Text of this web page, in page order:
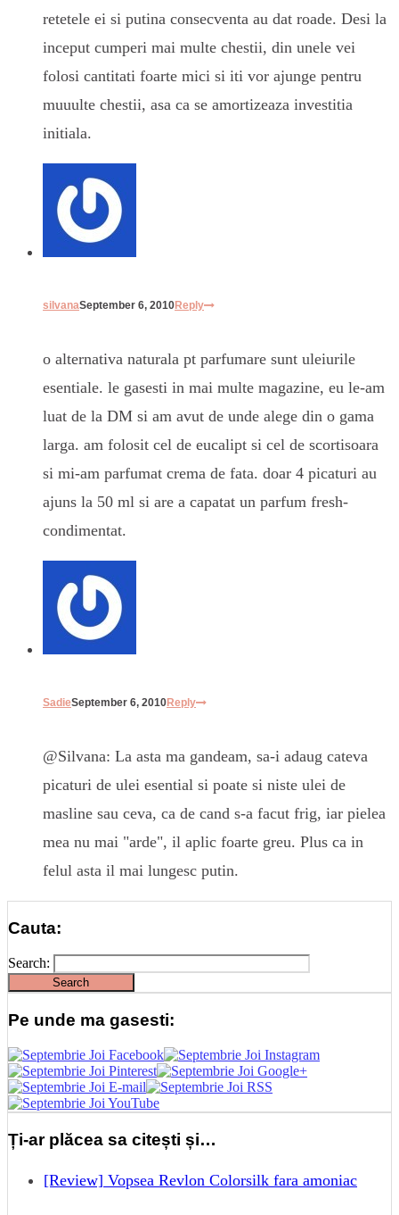
retetele ei si putina consecventa au dat roade. Desi la
inceput cumperi mai multe chestii, din unele vei
folosi cantitati foarte mici si iti vor ajunge pentru
muuulte chestii, asa ca se amortizeaza investitia
initiala.
silvanaSeptember 6, 2010Reply
o alternativa naturala pt parfumare sunt uleiurile
esentiale. le gasesti in mai multe magazine, eu le-am
luat de la DM si am avut de unde alege din o gama
larga. am folosit cel de eucalipt si cel de scortisoara
si mi-am parfumat crema de fata. doar 4 picaturi au
ajuns la 50 ml si are a capatat un parfum fresh-
condimentat.
SadieSeptember 6, 2010Reply
@Silvana: La asta ma gandeam, sa-i adaug cateva
picaturi de ulei esential si poate si niste ulei de
masline sau ceva, ca de cand s-a facut frig, iar pielea
mea nu mai "arde", il aplic foarte greu. Plus ca in
felul asta il mai lungesc putin.
Cauta:
Search:
Pe unde ma gasesti:
Ți-ar plăcea sa citești și…
[Review] Vopsea Revlon Colorsilk fara amoniac